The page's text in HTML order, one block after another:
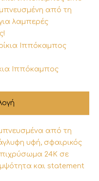
Ιππόκαμπος